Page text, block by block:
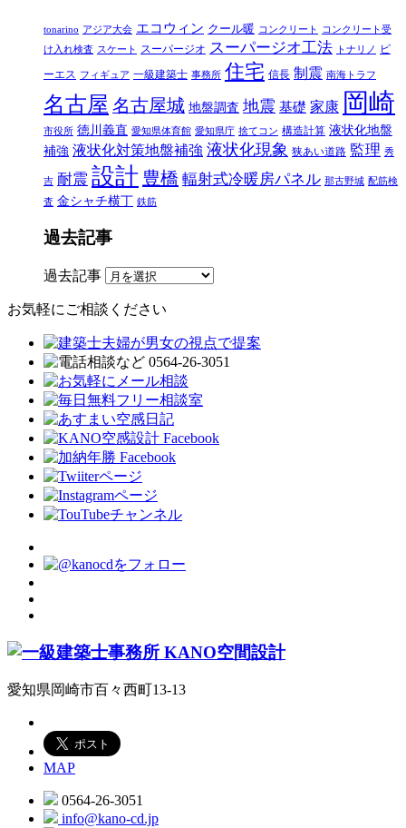
tonarino アジア大会 エコウィン クール暖 コンクリート
コンクリート受
け入れ検査 スケート スーパージオ スーパージオ工法 トナリノ
ピ
ーエス
フィギュア 一級建築士 事務所 住宅 信長 制震 南海トラフ
名古屋 名古屋城 地盤調査 地震 基礎 家康 岡崎
市役所 徳川義直 愛知県体育館 愛知県庁 捨てコン 構造計算 液状化地盤
補強 液状化対策地盤補強 液状化現象 狭あい道路 監理 秀
吉 耐震 設計 豊橋 輻射式冷暖房パネル 那古野城 配筋検
査 金シャチ横丁 鉄筋
過去記事
過去記事
お気軽にご相談ください
愛知県岡崎市百々西町13-13
MAP
0564-26-3051
info@kano-cd.jp